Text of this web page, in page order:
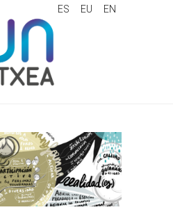
ES EU EN